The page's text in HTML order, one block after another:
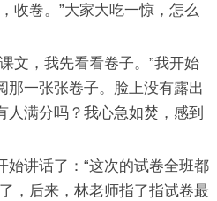
收卷。”大家大吃一惊，怎么
，我先看看卷子。”我开始
那一张张卷子。脸上没有露出
人满分吗？我心急如焚，感到
讲话了：“这次的试卷全班都
，后来，林老师指了指试卷最